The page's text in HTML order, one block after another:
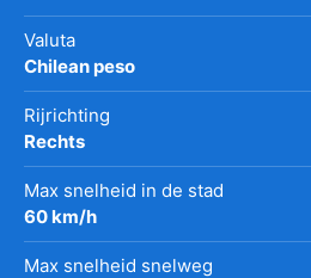
Valuta
Chilean peso
Rijrichting
Rechts
Max snelheid in de stad
60 km/h
Max snelheid snelweg